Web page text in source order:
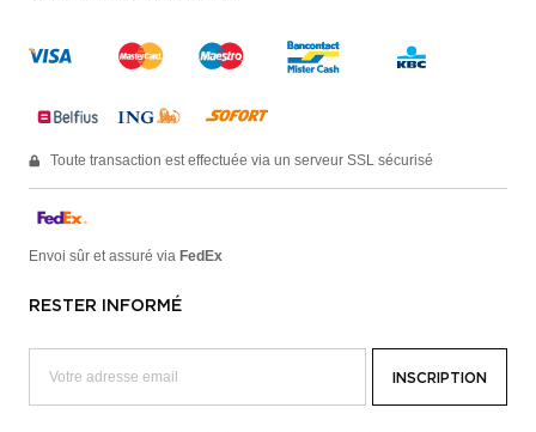
Toute transaction est effectuée via un serveur SSL sécurisé
Envoi sûr et assuré via FedEx
RESTER INFORMÉ